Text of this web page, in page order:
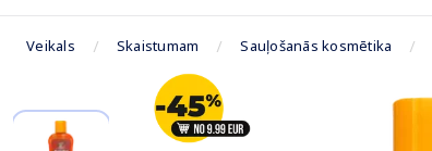
Veikals Skaistumam Sauļošanās kosmētika